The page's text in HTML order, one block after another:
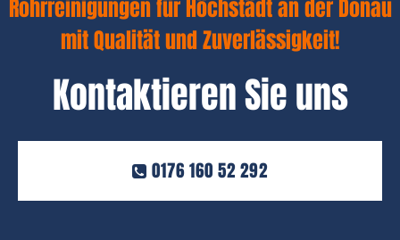
Rohrreinigungen für Höchstädt an der Donau
mit Qualität und Zuverlässigkeit!
Kontaktieren Sie uns
0176 160 52 292